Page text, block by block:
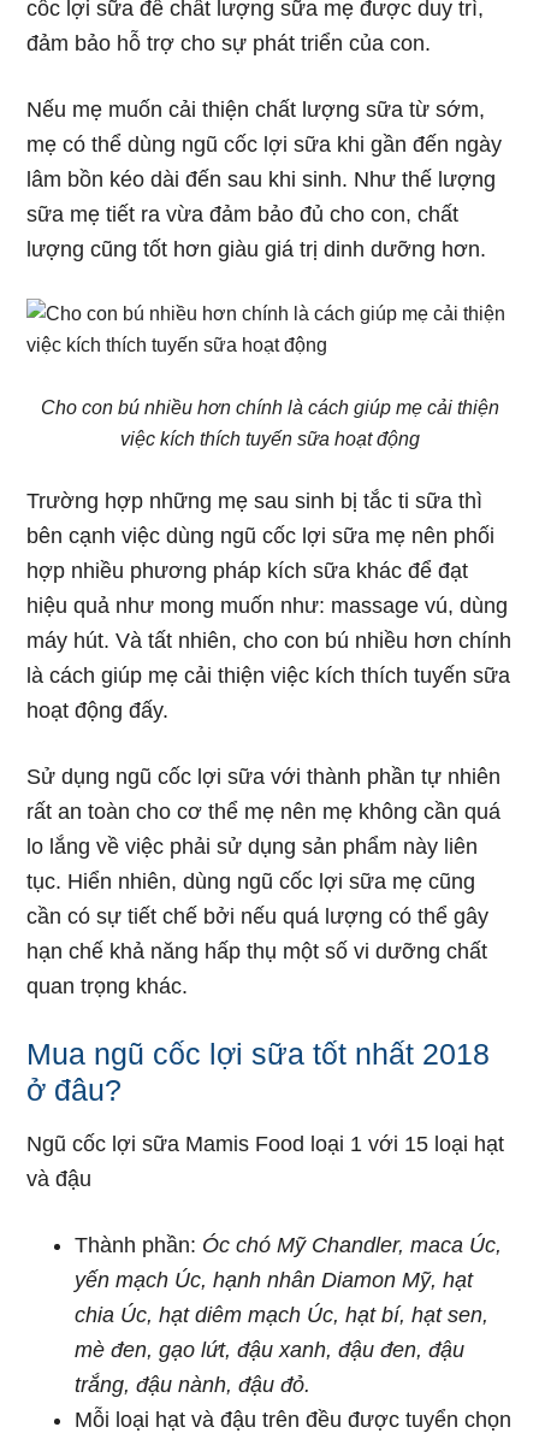
cốc lợi sữa để chất lượng sữa mẹ được duy trì,
đảm bảo hỗ trợ cho sự phát triển của con.
Nếu mẹ muốn cải thiện chất lượng sữa từ sớm,
mẹ có thể dùng ngũ cốc lợi sữa khi gần đến ngày
lâm bồn kéo dài đến sau khi sinh. Như thế lượng
sữa mẹ tiết ra vừa đảm bảo đủ cho con, chất
lượng cũng tốt hơn giàu giá trị dinh dưỡng hơn.
Cho con bú nhiều hơn chính là cách giúp mẹ cải thiện
việc kích thích tuyến sữa hoạt động
Trường hợp những mẹ sau sinh bị tắc ti sữa thì
bên cạnh việc dùng ngũ cốc lợi sữa mẹ nên phối
hợp nhiều phương pháp kích sữa khác để đạt
hiệu quả như mong muốn như: massage vú, dùng
máy hút. Và tất nhiên, cho con bú nhiều hơn chính
là cách giúp mẹ cải thiện việc kích thích tuyến sữa
hoạt động đấy.
Sử dụng ngũ cốc lợi sữa với thành phần tự nhiên
rất an toàn cho cơ thể mẹ nên mẹ không cần quá
lo lắng về việc phải sử dụng sản phẩm này liên
tục. Hiển nhiên, dùng ngũ cốc lợi sữa mẹ cũng
cần có sự tiết chế bởi nếu quá lượng có thể gây
hạn chế khả năng hấp thụ một số vi dưỡng chất
quan trọng khác.
Mua ngũ cốc lợi sữa tốt nhất 2018
ở đâu?
Ngũ cốc lợi sữa Mamis Food loại 1 với 15 loại hạt
và đậu
Thành phần: Óc chó Mỹ Chandler, maca Úc,
yến mạch Úc, hạnh nhân Diamon Mỹ, hạt
chia Úc, hạt diêm mạch Úc, hạt bí, hạt sen,
mè đen, gạo lứt, đậu xanh, đậu đen, đậu
trắng, đậu nành, đậu đỏ.
Mỗi loại hạt và đậu trên đều được tuyển chọn